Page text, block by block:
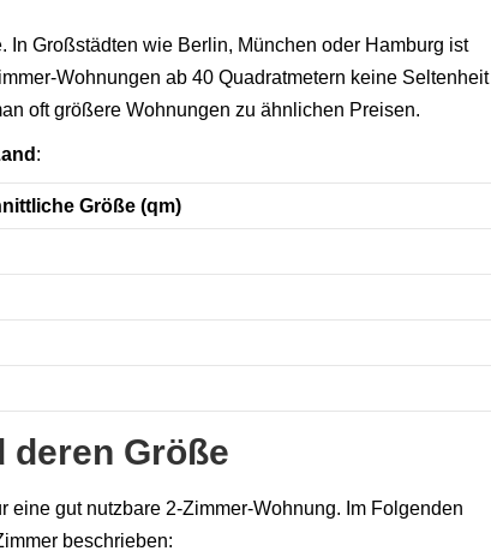
Großstädten wie Berlin, München oder Hamburg ist
Wohnungen ab 40 Quadratmetern keine Seltenheit
oft größere Wohnungen zu ähnlichen Preisen.
:
Größe (qm)
deren Größe
gut nutzbare 2-Zimmer-Wohnung. Im Folgenden
beschrieben: